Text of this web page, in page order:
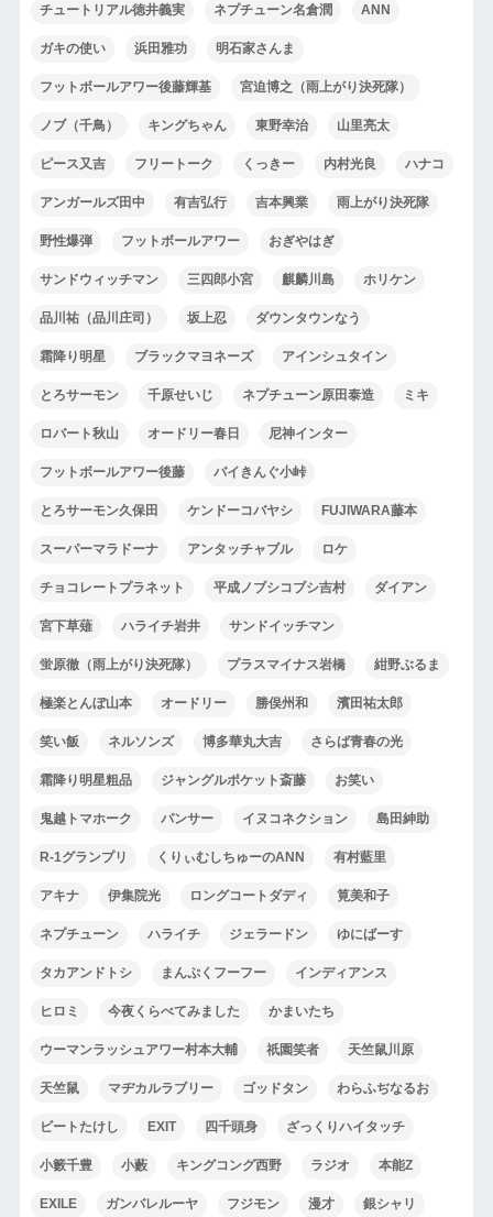
チュートリアル徳井義実 ネプチューン名倉潤 ANN
ガキの使い 浜田雅功 明石家さんま
フットボールアワー後藤輝基 宮迫博之（雨上がり決死隊）
ノブ（千鳥） キングちゃん 東野幸治 山里亮太
ピース又吉 フリートーク くっきー 内村光良 ハナコ
アンガールズ田中 有吉弘行 吉本興業 雨上がり決死隊
野性爆弾 フットボールアワー おぎやはぎ
サンドウィッチマン 三四郎小宮 麒麟川島 ホリケン
品川祐（品川庄司） 坂上忍 ダウンタウンなう
霜降り明星 ブラックマヨネーズ アインシュタイン
とろサーモン 千原せいじ ネプチューン原田泰造 ミキ
ロバート秋山 オードリー春日 尼神インター
フットボールアワー後藤 バイきんぐ小峠
とろサーモン久保田 ケンドーコバヤシ FUJIWARA藤本
スーパーマラドーナ アンタッチャブル ロケ
チョコレートプラネット 平成ノブシコブシ吉村 ダイアン
宮下草薙 ハライチ岩井 サンドイッチマン
蛍原徹（雨上がり決死隊） プラスマイナス岩橋 紺野ぶるま
極楽とんぼ山本 オードリー 勝俣州和 濱田祐太郎
笑い飯 ネルソンズ 博多華丸大吉 さらば青春の光
霜降り明星粗品 ジャングルポケット斎藤 お笑い
鬼越トマホーク パンサー イヌコネクション 島田紳助
R-1グランプリ くりぃむしちゅーのANN 有村藍里
アキナ 伊集院光 ロングコートダディ 筧美和子
ネプチューン ハライチ ジェラードン ゆにばーす
タカアンドトシ まんぷくフーフー インディアンス
ヒロミ 今夜くらべてみました かまいたち
ウーマンラッシュアワー村本大輔 祇園笑者 天竺鼠川原
天竺鼠 マヂカルラブリー ゴッドタン わらふぢなるお
ビートたけし EXIT 四千頭身 ざっくりハイタッチ
小籔千豊 小藪 キングコング西野 ラジオ 本能Z
EXILE ガンバレルーヤ フジモン 漫才 銀シャリ